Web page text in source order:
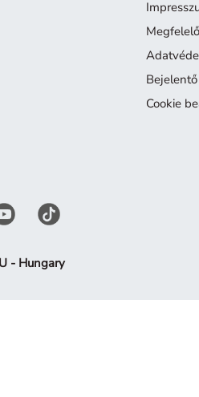
Cookie
- Hungary